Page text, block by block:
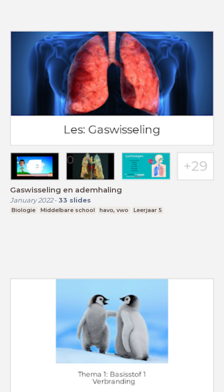
Gaswisseling en ademhaling
January 2022- 33 slides
Biologie Middelbare school havo, vwo Leerjaar 5